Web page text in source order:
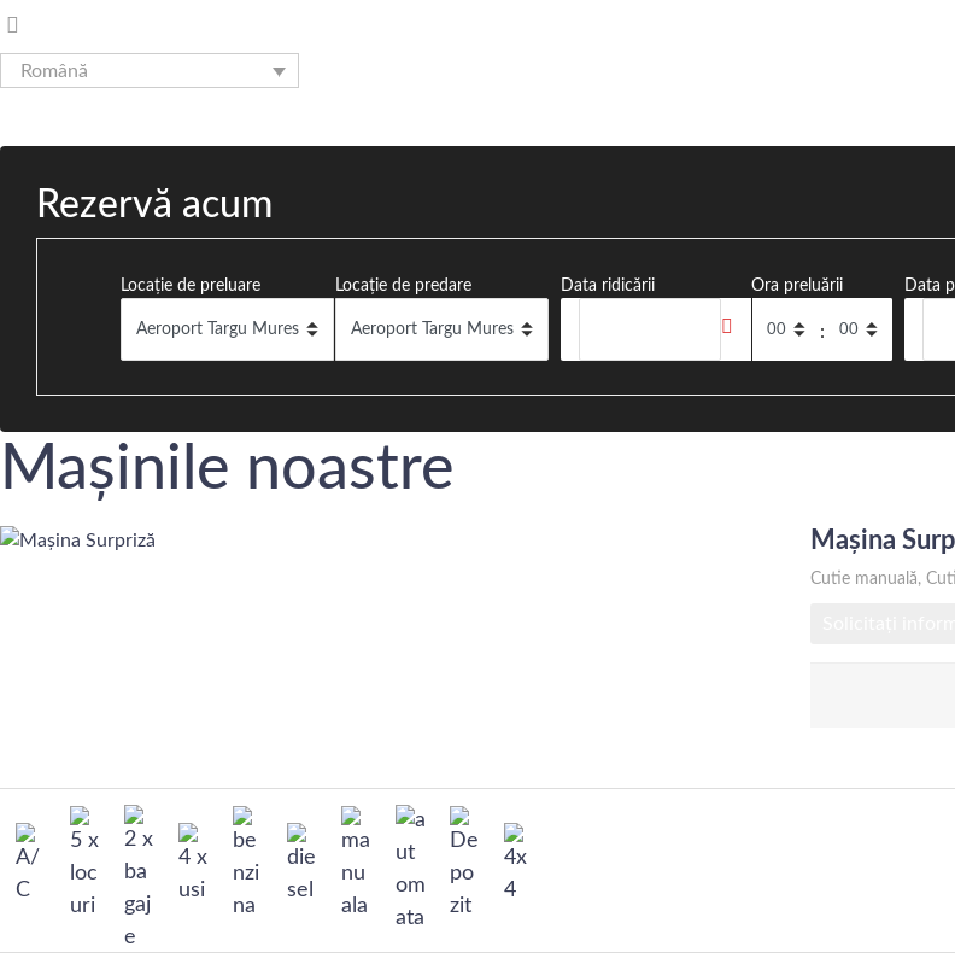
Română
Rezervă acum
Locație de preluare Locație de predare Data ridicării Ora preluării
:
Data
Mașinile noastre
Mașina
Cutie manuală,